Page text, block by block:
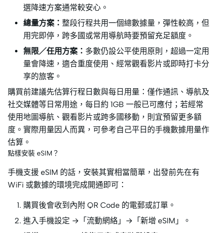
選降速方案通常較安心。
總量方案： 整段行程共用一個總數據量，彈性較高，但
用完即停，跨多國或常用導航時要預留充足額度。
無限／任用方案： 多數仍設公平使用原則，超過一定用
量會降速，適合重度使用、經常觀看影片或即時打卡分
享的旅客。
購買前建議先估算行程日數與每日用量：僅作通訊、導航及
社交媒體等日常用途，每日約 1GB 一般已可應付；若經常
使用地圖導航、觀看影片或跨多國移動，則宜預留更多額
度。實際用量因人而異，可參考自己平日的手機數據用量作
估算。
點樣安裝 eSIM？
手機支援 eSIM 的話，安裝其實相當簡單，出發前先在有
WiFi 或數據的環境完成開通即可：
購買後會收到內附 QR Code 的電郵或訂單。
進入手機設定 →「流動網絡」→「新增 eSIM」。